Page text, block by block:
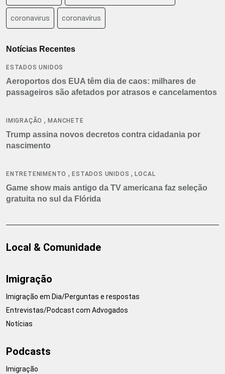
coronavirus coronavírus
Notícias Recentes
ESTADOS UNIDOS
Aeroportos dos EUA têm dia de caos: milhares de
passageiros são afetados por atrasos e cancelamentos
IMIGRAÇÃO ,MANCHETE
Trump assina novos decretos contra cidadania por
nascimento
ENTRETENIMENTO ,ESTADOS UNIDOS ,LOCAL
Game show mais antigo da TV americana faz seleção
gratuita no sul da Flórida
Local & Comunidade
Imigração
Imigração em Dia/Perguntas e respostas
Entrevistas/Podcast com Advogados
Notícias
Podcasts
Imigração